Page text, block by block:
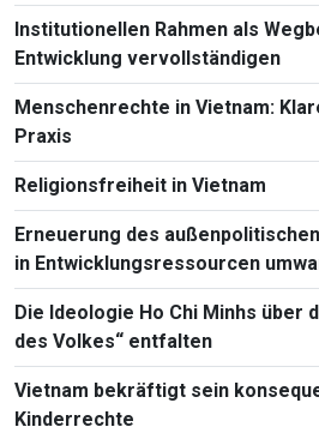
Institutionellen Rahmen als
Entwicklung vervollständigen
Menschenrechte in Vietnam:
Praxis
Religionsfreiheit in Vietnam
Erneuerung des
in Entwicklungsressourcen
Die Ideologie Ho Chi Minhs über
des Volkes“ entfalten
Vietnam bekräftigt sein
Kinderrechte